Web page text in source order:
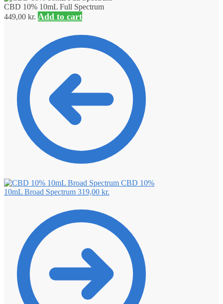
CBD 10% 10mL Full Spectrum
449,00 kr. Add to cart
CBD 10%
10mL Broad Spectrum 319,00 kr.